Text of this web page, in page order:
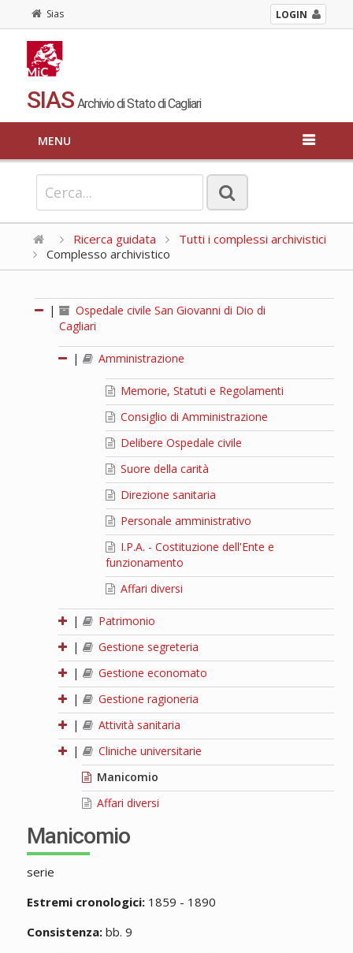
Sias LOGIN
SIAS Archivio di Stato di Cagliari
MENU
Ricerca guidata
Tutti i complessi archivistici
Complesso archivistico
|
Ospedale civile San Giovanni di Dio di
Cagliari
| Amministrazione
Memorie, Statuti e Regolamenti
Consiglio di Amministrazione
Delibere Ospedale civile
Suore della carità
Direzione sanitaria
Personale amministrativo
I.P.A. - Costituzione dell'Ente e
funzionamento
Affari diversi
|
Patrimonio
|
Gestione segreteria
|
Gestione economato
|
Gestione ragioneria
|
Attività sanitaria
|
Cliniche universitarie
Manicomio
Affari diversi
Manicomio
serie
Estremi cronologici:1859 - 1890
Consistenza:bb. 9